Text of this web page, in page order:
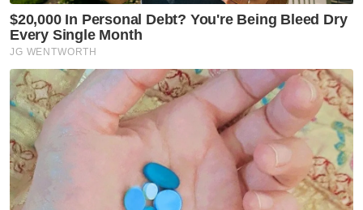
Total Enforcement and Services dengan
menjalankan penguatkuasaan operasi secara
bersasar bagi menurunkan kadar
kemalangan biasa dan kemalangan maut.
"Tindakan saman serta-merta akan
dikenakan kepada pengguna jalan raya yang
melakukan kesalahan seperti memandu
melebihi had laju, pandu di lorong
kecemasan, memotong di garisan